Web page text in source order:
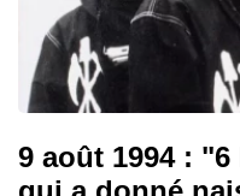
9 août 1994 :